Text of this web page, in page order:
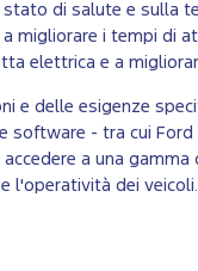
di salute e sulla
migliorare i tempi di
elettrica e a
e delle esigenze
software - tra cui Ford
a una
l'operatività dei veicoli.